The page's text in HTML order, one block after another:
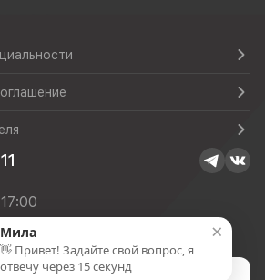
×
Мила
👋 Привет! Задайте свой вопрос, я
отвечу через 15 секунд